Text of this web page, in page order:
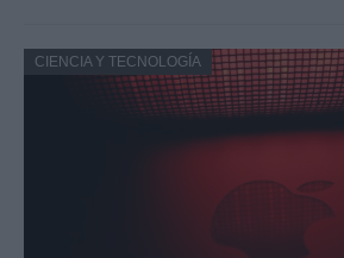
CIENCIA Y TECNOLOGÍA